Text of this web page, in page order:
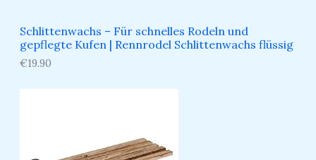
Schlittenwachs – Für schnelles Rodeln und
gepflegte Kufen​ | Rennrodel Schlittenwachs flüssig
€19.90